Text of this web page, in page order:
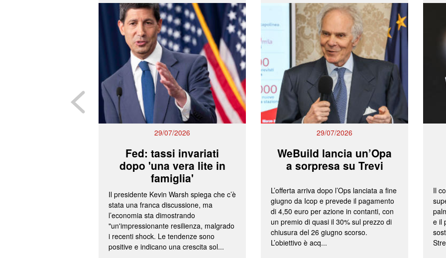
29/07/2026
Fed: tassi invariati
dopo 'una vera lite in
famiglia'
Il presidente Kevin Warsh spiega che c’è
stata una franca discussione, ma
l’economia sta dimostrando
"un'impressionante resilienza, malgrado
i recenti shock. Le tendenze sono
positive e indicano una crescita sol...
29/07/2026
WeBuild lancia un’Opa
a sorpresa su Trevi
L’offerta arriva dopo l’Ops lanciata a fine
giugno da Icop e prevede il pagamento
di 4,50 euro per azione in contanti, con
un premio di quasi il 30% sul prezzo di
chiusura del 26 giugno scorso.
L’obiettivo è acq...
Il
e il